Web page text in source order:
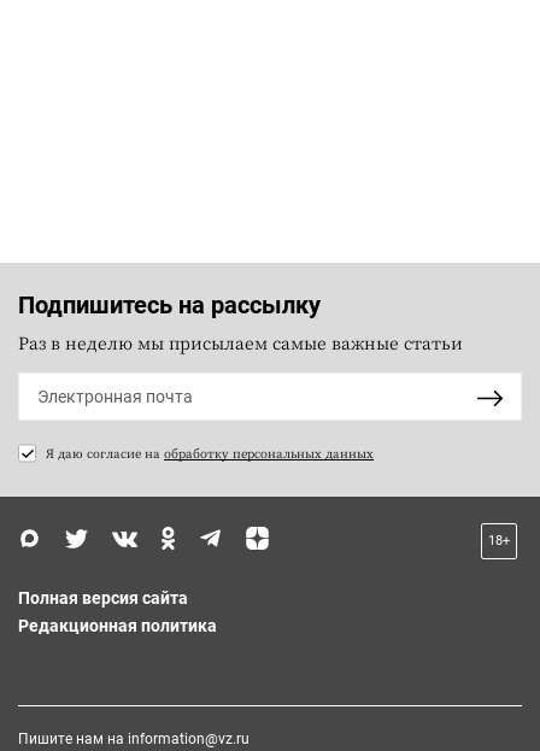
Подпишитесь на рассылку
Раз в неделю мы присылаем самые важные статьи
Я даю согласие на обработку персональных данных
18+
Полная версия сайта
Редакционная политика
Пишите нам на information@vz.ru